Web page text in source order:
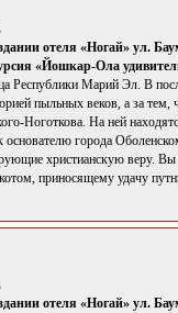
отеля «Ногай» ул.
«Йошкар-Ола
Марий Эл. В
пыльных веков, а за
Ноготкова. На ней
города
христианскую веру.
приносящему удачу
отеля «Ногай» ул.